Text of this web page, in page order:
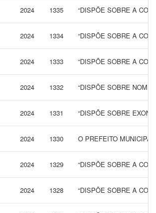
2024 1335 “DISPÕE SOBRE A
2024 1334 “DISPÕE SOBRE A
2024 1333 “DISPÕE SOBRE A
2024 1332 “DISPÕE SOBRE
2024 1331 “DISPÕE SOBRE
2024 1330 O PREFEITO
2024 1329 “DISPÕE SOBRE A
2024 1328 “DISPÕE SOBRE A